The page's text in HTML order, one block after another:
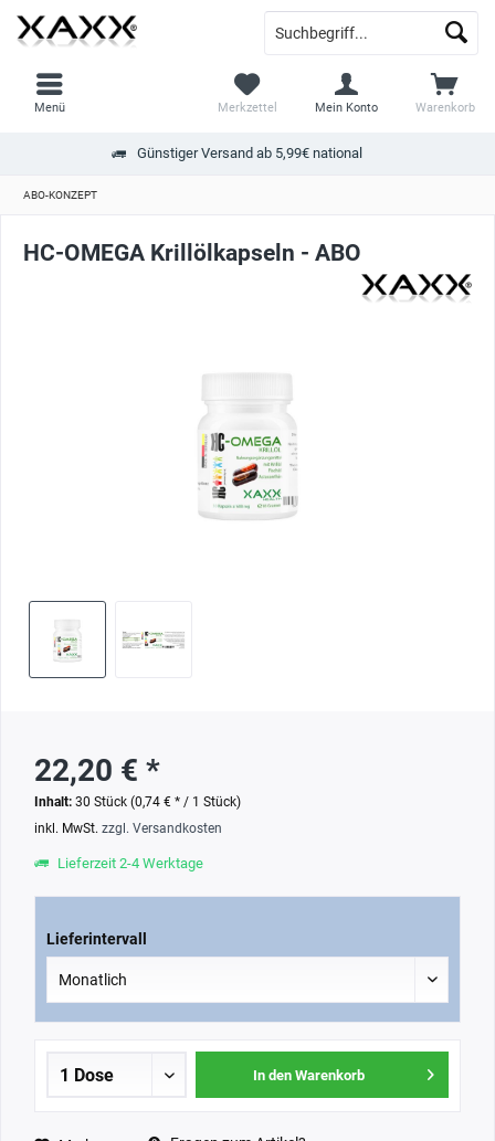
Günstiger Versand ab 5,99€ national
Warenkorb
Merkzettel Mein Konto
Menü
ABO-KONZEPT
HC-OMEGA Krillölkapseln - ABO
22,20 € *
Inhalt: 30 Stück (0,74 € * / 1 Stück)
inkl. MwSt. zzgl. Versandkosten
Lieferzeit 2-4 Werktage
Lieferintervall
In den Warenkorb